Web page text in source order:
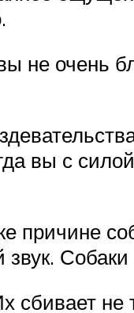
не очень
вы с
причине
не